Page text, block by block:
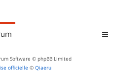
Software © phpBB Limited
officielle © Qiaeru